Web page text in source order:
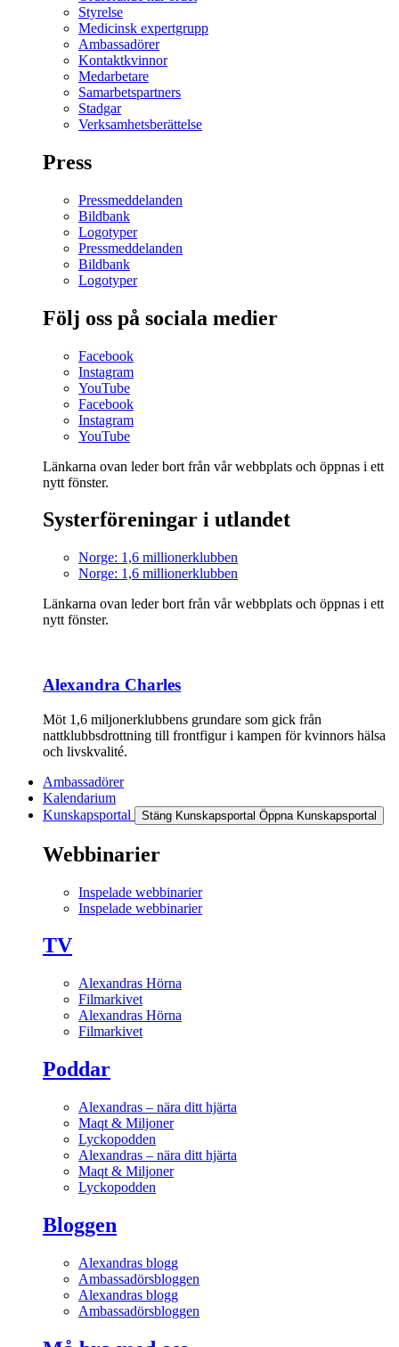
Styrelse
Medicinsk expertgrupp
Ambassadörer
Kontaktkvinnor
Medarbetare
Samarbetspartners
Stadgar
Verksamhetsberättelse
Press
Pressmeddelanden
Bildbank
Logotyper
Pressmeddelanden
Bildbank
Logotyper
Följ oss på sociala medier
Facebook
Instagram
YouTube
Facebook
Instagram
YouTube
Länkarna ovan leder bort från vår webbplats och öppnas i ett
nytt fönster.
Systerföreningar i utlandet
Norge: 1,6 millionerklubben
Norge: 1,6 millionerklubben
Länkarna ovan leder bort från vår webbplats och öppnas i ett
nytt fönster.
Alexandra Charles
Möt 1,6 miljonerklubbens grundare som gick från
nattklubbsdrottning till frontfigur i kampen för kvinnors hälsa
och livskvalité.
Ambassadörer
Kalendarium
Kunskapsportal
Stäng Kunskapsportal Öppna Kunskapsportal
Webbinarier
Inspelade webbinarier
Inspelade webbinarier
TV
Alexandras Hörna
Filmarkivet
Alexandras Hörna
Filmarkivet
Poddar
Alexandras – nära ditt hjärta
Maqt & Miljoner
Lyckopodden
Alexandras – nära ditt hjärta
Maqt & Miljoner
Lyckopodden
Bloggen
Alexandras blogg
Ambassadörsbloggen
Alexandras blogg
Ambassadörsbloggen